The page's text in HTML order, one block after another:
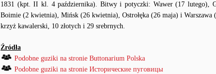
1831 (kpt. II kl. 4 października). Bitwy i potyczki: Wawer (17 lutego),
Boimie (2 kwietnia), Mińsk (26 kwietnia), Ostrołęka (26 maja) i Warszawa
krzyż kawalerski, 10 złotych i 29 srebrnych.
Źródła
Podobne guziki na stronie Buttonarium Polska
Podobne guziki na stronie Исторические пуговицы